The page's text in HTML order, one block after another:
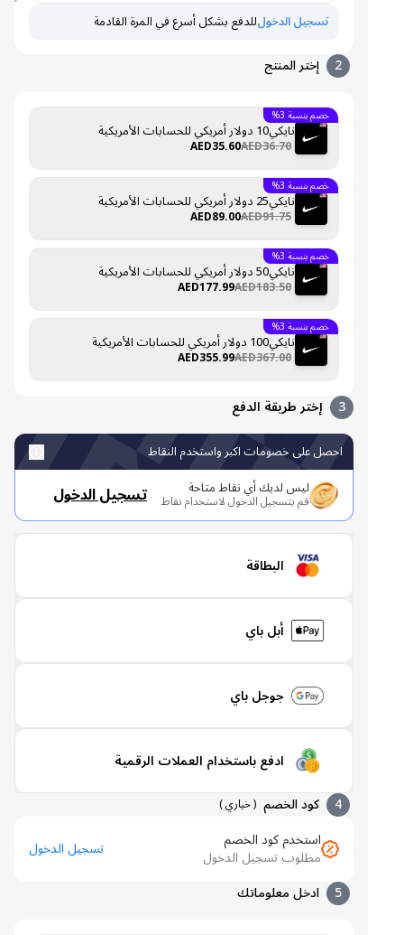
تسجيل الدخولللدفع بشكل أسرع في المرة القادمة
إختر المنتج
نايكي10 دولار أمريكي للحسابات الأمريكية
AED36.70
AED35.60
خصم بنسبة 3%
نايكي25 دولار أمريكي للحسابات الأمريكية
AED91.75
AED89.00
خصم بنسبة 3%
نايكي50 دولار أمريكي للحسابات الأمريكية
AED183.50
AED177.99
خصم بنسبة 3%
نايكي100 دولار أمريكي للحسابات الأمريكية
AED367.00
AED355.99
خصم بنسبة 3%
إختر طريقة الدفع
احصل على خصومات اكبر واستخدم النقاط
ليس لديك أي نقاط متاحة
قم بتسجيل الدخول لاستخدام نقاط تسجيل الدخول
البطاقة
أبل باي
جوجل باي
ادفع باستخدام العملات الرقمية
كود الخصم (خياري )
استخدم كود الخصم
مطلوب تسجيل الدخول
تسجيل الدخول
ادخل معلوماتك